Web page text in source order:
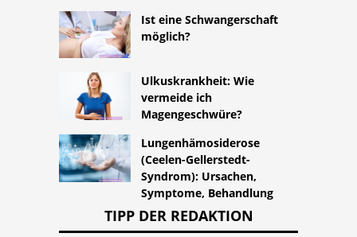
Ist eine Schwangerschaft
möglich?
Ulkuskrankheit: Wie
vermeide ich
Magengeschwüre?
Lungenhämosiderose
(Ceelen-Gellerstedt-
Syndrom): Ursachen,
Symptome, Behandlung
TIPP DER REDAKTION